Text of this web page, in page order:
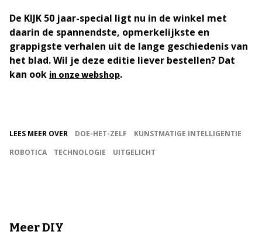
De KIJK 50 jaar-special ligt nu in de winkel met
daarin de spannendste, opmerkelijkste en
grappigste verhalen uit de lange geschiedenis van
het blad. Wil je deze editie liever bestellen? Dat
kan ook in onze webshop.
LEES MEER OVER DOE-HET-ZELF
KUNSTMATIGE INTELLIGENTIE
ROBOTICA
TECHNOLOGIE UITGELICHT
Meer DIY